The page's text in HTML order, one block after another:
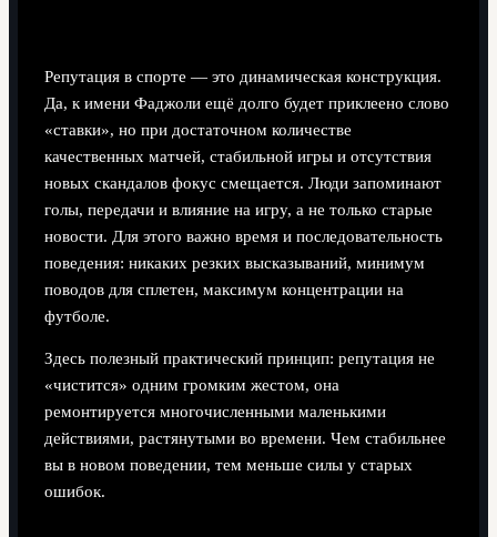
Репутация в спорте — это динамическая конструкция.
Да, к имени Фаджоли ещё долго будет приклеено слово
«ставки», но при достаточном количестве
качественных матчей, стабильной игры и отсутствия
новых скандалов фокус смещается. Люди запоминают
голы, передачи и влияние на игру, а не только старые
новости. Для этого важно время и последовательность
поведения: никаких резких высказываний, минимум
поводов для сплетен, максимум концентрации на
футболе.
Здесь полезный практический принцип: репутация не
«чистится» одним громким жестом, она
ремонтируется многочисленными маленькими
действиями, растянутыми во времени. Чем стабильнее
вы в новом поведении, тем меньше силы у старых
ошибок.